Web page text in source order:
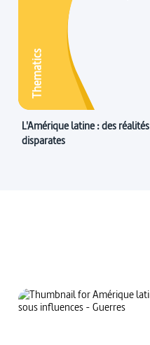
Thematics
L'Amérique latine : des réalités
disparates